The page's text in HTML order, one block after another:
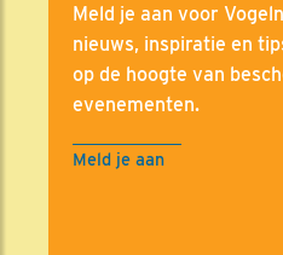
Meld je aan voor
nieuws, inspiratie en
op de hoogte van
evenementen.
Meld je aan